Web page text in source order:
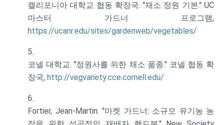
캘리포니아 대학교 협동 확장국. "채소 정원 기본." UC
마스터 가드너 프로그램,
https://ucanr.edu/sites/gardenweb/vegetables/
코넬 대학교. "정원사를 위한 채소 품종." 코넬 협동 확
장국, http://vegvariety.cce.cornell.edu/
Fortier, Jean-Martin. "마켓 가드너: 소규모 유기농 농